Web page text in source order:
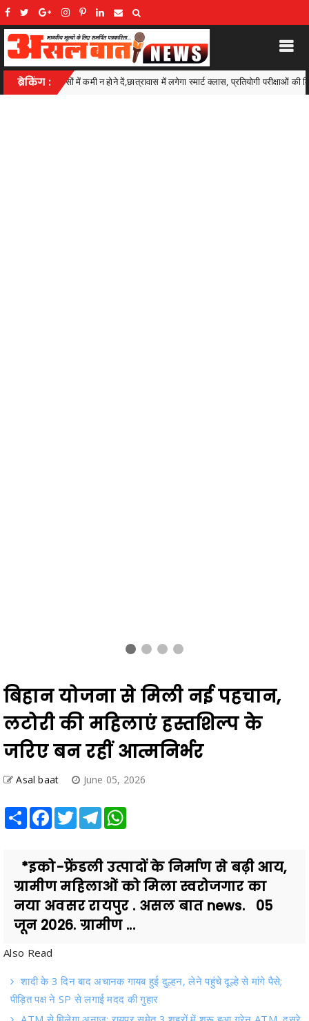
ब्रेकिंग :
में लगेगा स्मार्ट क्लास, प्रतियोगी परीक्षाओं की किताबें और कंप्यूटर भी मिलेंगे
बिहान योजना से मिली नई पहचान,
लटोरी की महिलाएं हस्तशिल्प के
जरिए बन रहीं आत्मनिर्भर
Asal baat June 05, 2026
*इको-फ्रेंडली उत्पादों के निर्माण से बढ़ी आय,
नया अवसर रायपुर . असल बात news. 05
जून 2026. ग्रामीण ...
Also Read
पीड़ित पक्ष ने SP से लगाई मदद की गुहार
ATM से मिलेगा अनाज: रायपुर समेत 3 शहरों में शुरू हुआ ग्रेन ATM, दूसरे
राज्यों के हितग्राही भी उठा सकेंगे लाभ